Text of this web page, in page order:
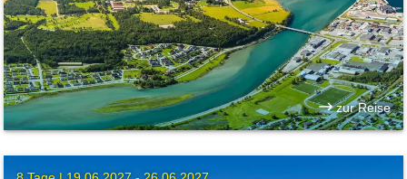
zur Reise